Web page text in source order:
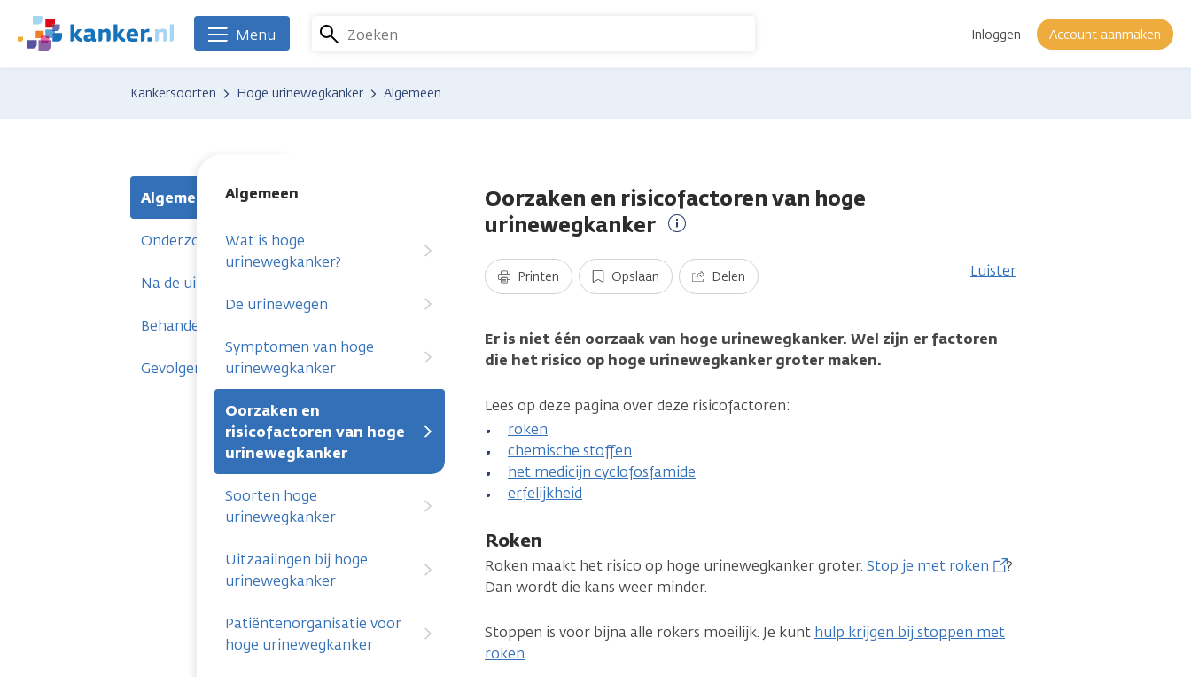
naar
We
zijn
Zoeken Inloggen Account aanmaken
Menu
Kankersoorten Hoge urinewegkanker Algemeen
Algemeen Algemeen
Wat is hoge
urinewegkanker?
De urinewegen
Symptomen van hoge
urinewegkanker
Oorzaken en
risicofactoren van hoge
urinewegkanker
Soorten hoge
urinewegkanker
Uitzaaiingen bij hoge
urinewegkanker
Patiëntenorganisatie voor
hoge urinewegkanker
Onderzoeken
Na de uitslag
Behandelingen
Gevolgen
Oorzaken en risicofactoren van hoge
urinewegkanker
informatie
Printen Opslaan Delen Luister
Er is niet één oorzaak van hoge urinewegkanker. Wel zijn er factoren
die het risico op hoge urinewegkanker groter maken.
Lees op deze pagina over deze risicofactoren:
roken
chemische stoffen
het medicijn cyclofosfamide
erfelijkheid
Roken
Roken maakt het risico op hoge urinewegkanker groter. Stop je met roken
?
Dan wordt die kans weer minder.
Stoppen is voor bijna alle rokers moeilijk. Je kunt hulp krijgen bij stoppen met
roken.